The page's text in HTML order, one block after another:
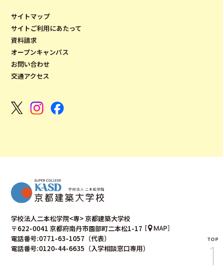
サイトマップ
サイトご利用にあたって
資料請求
オープンキャンパス
お問い合わせ
交通アクセス
学校法人二本松学院<専> 京都建築大学校
〒622-0041 京都府南丹市園部町二本松1-17
電話番号:0771-63-1057（代表）
電話番号:0120-44-6635（入学相談窓口専用）